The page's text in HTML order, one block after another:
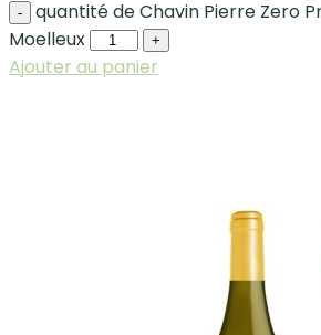
-
quantité de Chavin Pierre Zero
Moelleux
+
Ajouter au panier